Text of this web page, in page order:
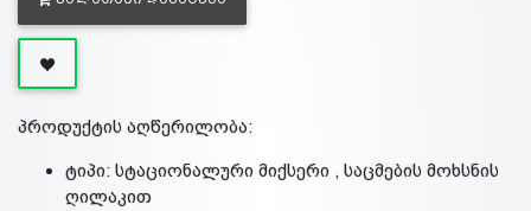
პროდუქტის აღწერილობა:
ტიპი: სტაციონალური მიქსერი , საცმების მოხსნის
ღილაკით